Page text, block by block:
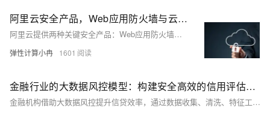
阿里云安全产品，Web应用防火墙与云防火墙产品各自作用简介
阿里云提供两种关键安全产品：Web应用防火墙和云防火墙。Web应用防火墙专注网站安全，防护Web攻击、CC攻击和Bot防御，具备流量管理、大数据防御能力和简易部署。云防火墙是SaaS化的网络边界防护，管理南北向和东西向流量，提供访问控制、入侵防御和流量可视化。两者结合可实现全面的网络和应用安全。
弹性计算小冉 1601
金融行业的大数据风控模型：构建安全高效的信用评估体系
金融机构借助大数据风控提升信贷效率，通过数据收集、清洗、特征工程、模型构建与评估来识别风险。关键技术涉及机器学习、深度学习、NLP和实时处理。以下是一个Python风控模型构建的简例，展示了从数据预处理到模型训练、评估的过程，并提及实时监控预警的重要性。该文旨在阐述大数据风控的核心要素和关键技术，并提供基础的代码实现概念。【6月更文挑战第23天】